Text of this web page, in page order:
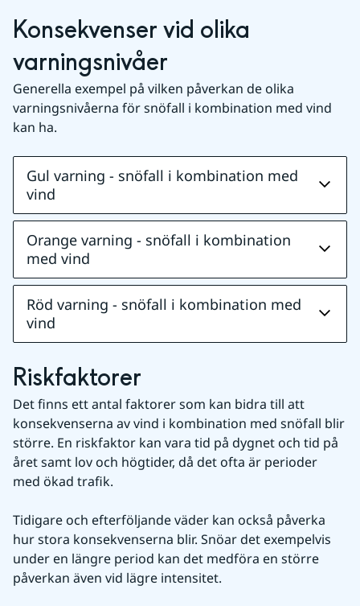
Konsekvenser vid olika
varningsnivåer
Generella exempel på vilken påverkan de olika
varningsnivåerna för snöfall i kombination med vind
kan ha.
Gul varning - snöfall i kombination med
vind
Orange varning - snöfall i kombination
med vind
Röd varning - snöfall i kombination med
vind
Riskfaktorer
Det finns ett antal faktorer som kan bidra till att
konsekvenserna av vind i kombination med snöfall blir
större. En riskfaktor kan vara tid på dygnet och tid på
året samt lov och högtider, då det ofta är perioder
med ökad trafik.
Tidigare och efterföljande väder kan också påverka
hur stora konsekvenserna blir. Snöar det exempelvis
under en längre period kan det medföra en större
påverkan även vid lägre intensitet.